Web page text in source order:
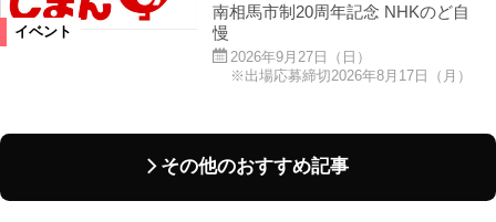
イベント
南相馬市制20周年記念 NHKのど自
慢
2026年9月27日（日）
※出場応募締切2026年8月17日（月）
その他のおすすめ記事